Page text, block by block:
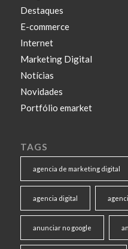
Destaques
E-commerce
Internet
Marketing Digital
Notícias
Novidades
Portfólio emarket
TAGS
agencia de marketing digital
agencia digital
anunciar no google